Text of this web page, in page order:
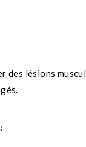
des lésions